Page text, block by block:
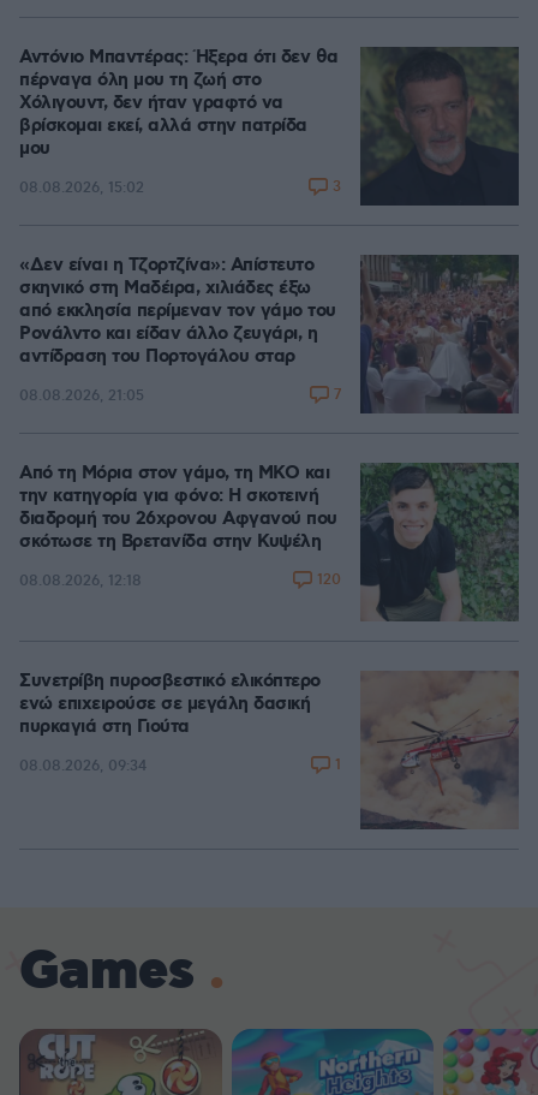
Αντόνιο Μπαντέρας: Ήξερα ότι δεν θα
πέρναγα όλη μου τη ζωή στο
Χόλιγουντ, δεν ήταν γραφτό να
βρίσκομαι εκεί, αλλά στην πατρίδα
μου
08.08.2026, 15:02 3
«Δεν είναι η Τζορτζίνα»: Απίστευτο
σκηνικό στη Μαδέιρα, χιλιάδες έξω
από εκκλησία περίμεναν τον γάμο του
Ρονάλντο και είδαν άλλο ζευγάρι, η
αντίδραση του Πορτογάλου σταρ
08.08.2026, 21:05 7
Από τη Μόρια στον γάμο, τη ΜΚΟ και
την κατηγορία για φόνο: Η σκοτεινή
διαδρομή του 26χρονου Αφγανού που
σκότωσε τη Βρετανίδα στην Κυψέλη
08.08.2026, 12:18 120
Συνετρίβη πυροσβεστικό ελικόπτερο
ενώ επιχειρούσε σε μεγάλη δασική
πυρκαγιά στη Γιούτα
08.08.2026, 09:34 1
Games